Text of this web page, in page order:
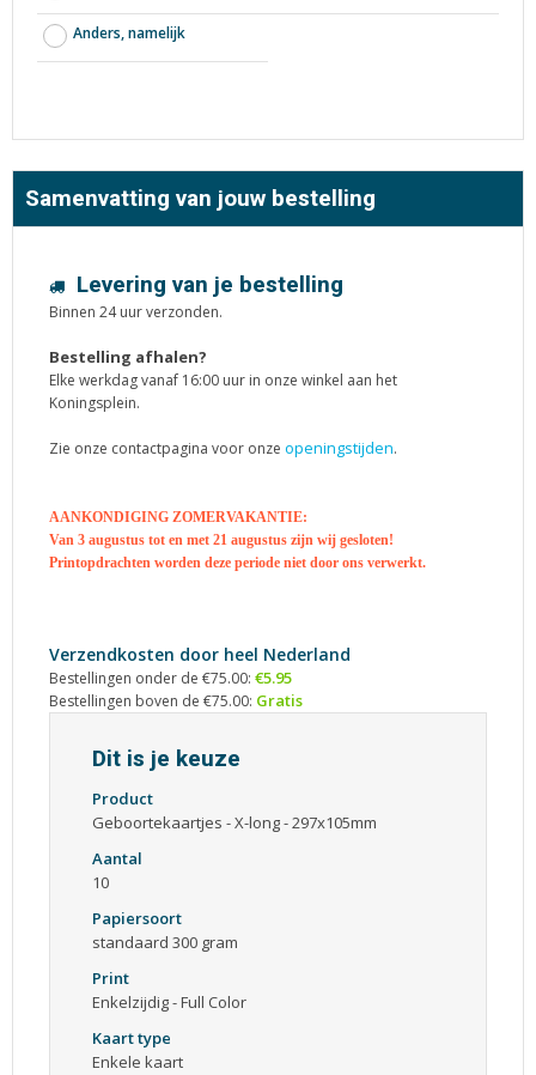
Anders, namelijk
Samenvatting van jouw bestelling
Levering van je bestelling
Binnen 24 uur verzonden.
Bestelling afhalen?
Elke werkdag vanaf 16:00 uur in onze winkel aan het
Koningsplein.
Zie onze contactpagina voor onze openingstijden.
AANKONDIGING ZOMERVAKANTIE:
Van 3 augustus tot en met 21 augustus zijn wij gesloten!
Printopdrachten worden deze periode niet door ons verwerkt.
Verzendkosten door heel Nederland
Bestellingen onder de €75.00: €5.95
Bestellingen boven de €75.00: Gratis
Dit is je keuze
Product
Geboortekaartjes - X-long - 297x105mm
Aantal
10
Papiersoort
standaard 300 gram
Print
Enkelzijdig - Full Color
Kaart type
Enkele kaart